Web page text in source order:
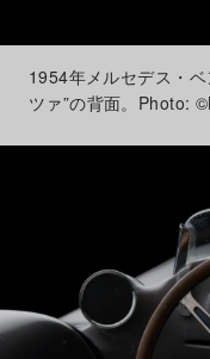
1954年メルセデス・
ツァ”の背面。Photo: